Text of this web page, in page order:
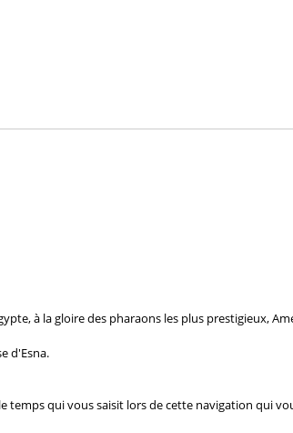
à la gloire des pharaons les plus prestigieux,
d'Esna.
temps qui vous saisit lors de cette navigation qui